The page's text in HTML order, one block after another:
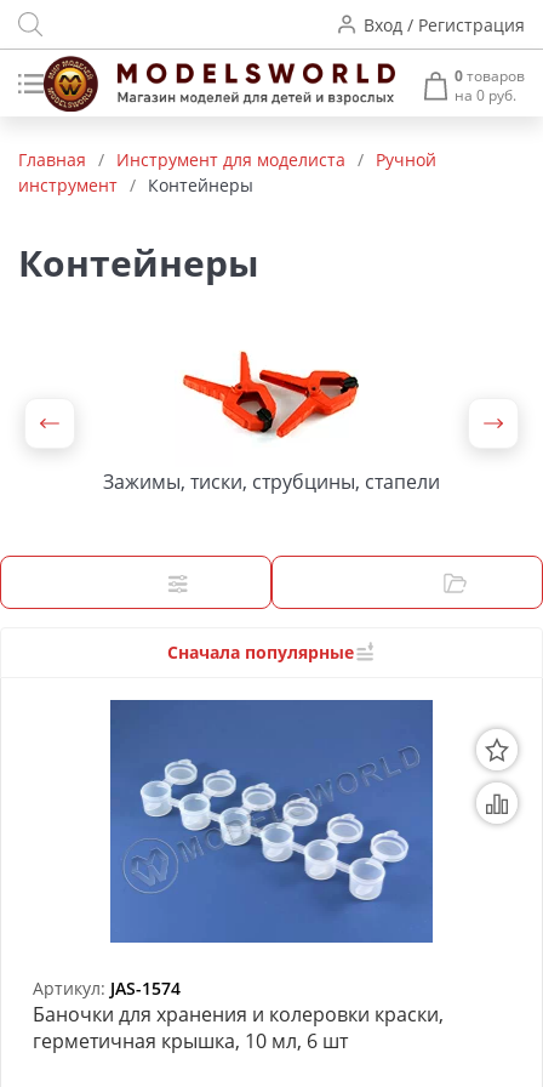
Вход / Регистрация
0товаров
на 0 руб.
Деревянные модели
Радиоуправляемые модели
Пластиковые модели
Архитектурные макеты
Модели из бумаги
Аэрографы и компрессоры
Инструмент для моделиста
Материалы для моделизма
Литература для моделиста
Готовые модели
Товары для школы
Главная / Инструмент для моделиста / Ручной
инструмент / Контейнеры
Контейнеры
Зажимы, тиски, струбцины, стапели
Сначала популярные
Артикул: JAS-1574
Баночки для хранения и колеровки краски,
герметичная крышка, 10 мл, 6 шт